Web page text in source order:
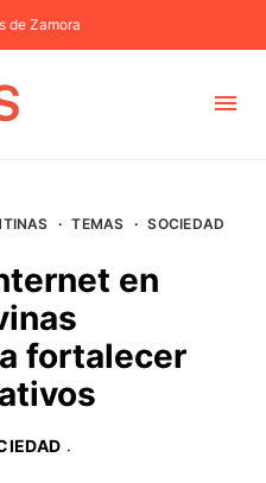
de Zamora
· TEMAS · SOCIEDAD
en
fortalecer
·